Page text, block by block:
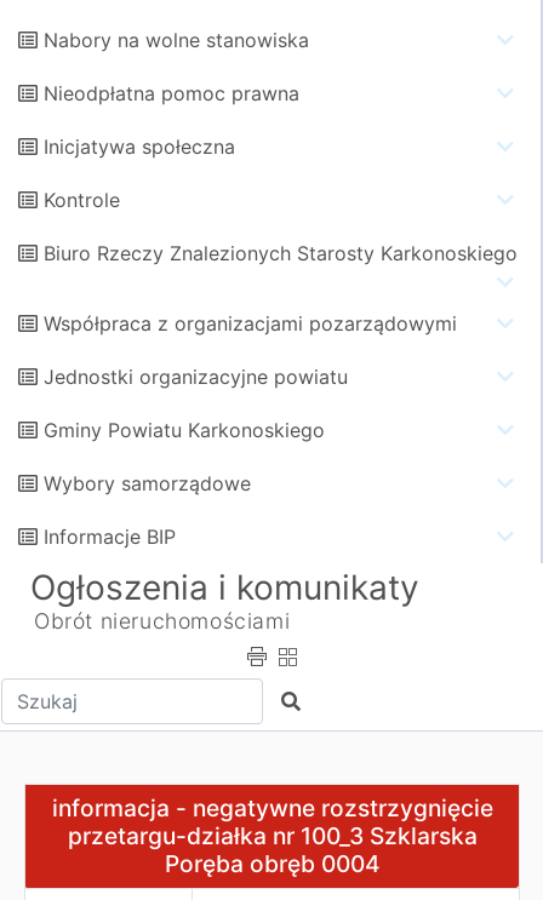
Nabory na wolne stanowiska
Nieodpłatna pomoc prawna
Inicjatywa społeczna
Kontrole
Biuro Rzeczy Znalezionych Starosty Karkonoskiego
Współpraca z organizacjami pozarządowymi
Jednostki organizacyjne powiatu
Gminy Powiatu Karkonoskiego
Wybory samorządowe
Informacje BIP
Ogłoszenia i komunikaty
Obrót nieruchomościami
Wpisz tekst do wyszukania Szukaj
informacja - negatywne rozstrzygnięcie przetargu-
informacja - negatywne rozstrzygnięcie
przetargu-działka nr 100_3 Szklarska
Poręba obręb 0004